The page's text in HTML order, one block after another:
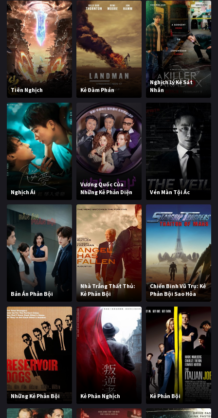
Tiên Nghịch Kẻ Đàm Phán
Nghịch Lý Kẻ Sát
Nhân
Nghịch Ái
Vương Quốc Của
Những Kẻ Phản Diện
Vén Màn Tội Ác
Bản Án Phản Bội
Nhà Trắng Thất Thủ:
Kẻ Phản Bội
Chiến Binh Vũ Trụ: Kẻ
Phản Bội Sao Hỏa
Những Kẻ Phản Bội Kẻ Phản Nghịch Kẻ Phản Bội